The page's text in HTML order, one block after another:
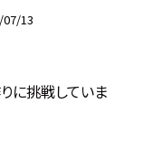
13
に挑戦していま